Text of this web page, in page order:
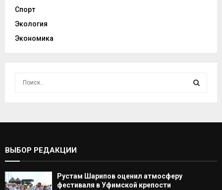
Спорт
Экология
Экономика
С
А
ВЫБОР РЕДАКЦИИ
Рустам Шарипов оценил атмосферу
фестиваля в Уфимской крепости